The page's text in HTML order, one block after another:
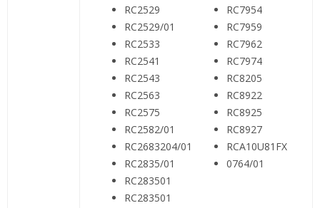
RC2529
RC2529/01
RC2533
RC2541
RC2543
RC2563
RC2575
RC2582/01
RC2683204/01
RC2835/01
RC283501
RC283501
RC7954
RC7959
RC7962
RC7974
RC8205
RC8922
RC8925
RC8927
RCA10U81FX
0764/01